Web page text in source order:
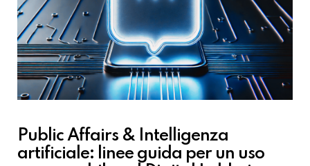
Public Affairs & Intelligenza
artificiale: linee guida per un uso